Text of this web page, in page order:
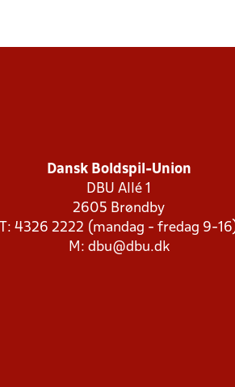
Dansk Boldspil-Union
DBU Allé 1
2605 Brøndby
T: 4326 2222 (mandag - fredag 9-
M: dbu@dbu.dk